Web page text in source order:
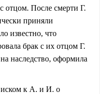
отцом. После смерти Г.
приняли
известно, что
брак с их отцом Г.
наследство, оформила
иском к А. и И. о